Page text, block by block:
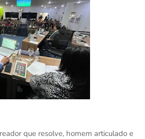
que resolve, homem articulado e